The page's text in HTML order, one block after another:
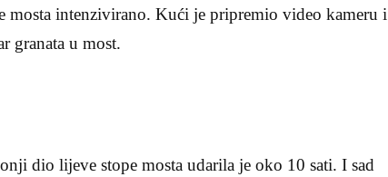
mosta intenzivirano. Kući je pripremio video kameru i
granata u most.
dio lijeve stope mosta udarila je oko 10 sati. I sad